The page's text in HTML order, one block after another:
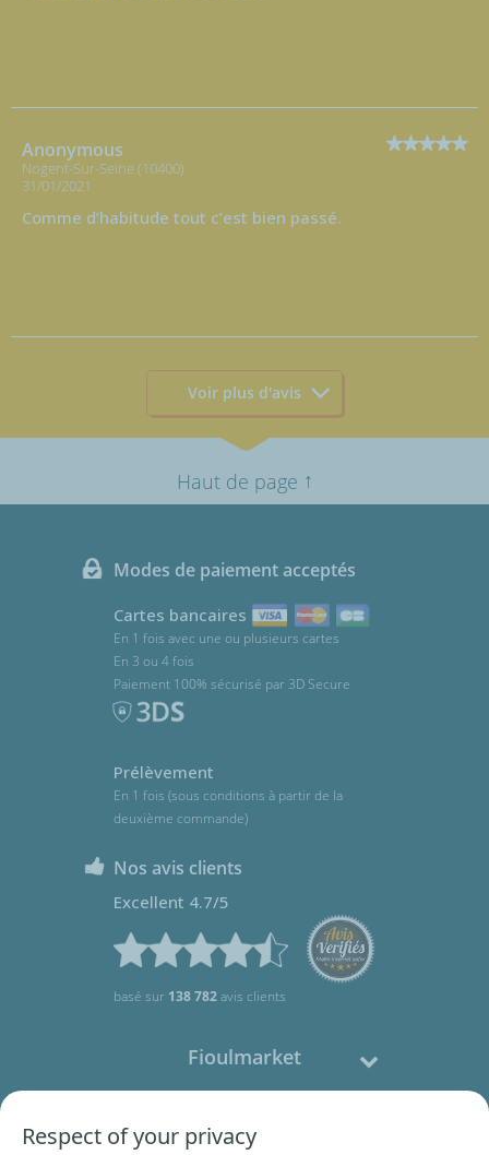
Anonymous
Nogent-Sur-Seine (10400)
31/01/2021
Comme d’habitude tout c’est bien passé.
Voir plus d'avis
Haut de page ↑
Modes de paiement acceptés
Cartes bancaires
En 1 fois avec une ou plusieurs cartes
En 3 ou 4 fois
Paiement 100% sécurisé par 3D Secure
Prélèvement
En 1 fois (sous conditions à partir de la
deuxième commande)
Nos avis clients
Excellent 4.7/5
basé sur 138 782avis clients
Fioulmarket
Respect of your privacy